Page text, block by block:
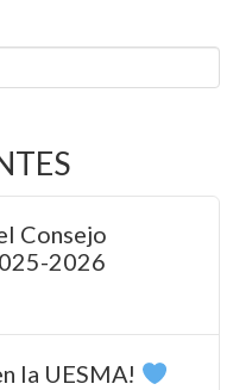
Consejo
2026
la UESMA!